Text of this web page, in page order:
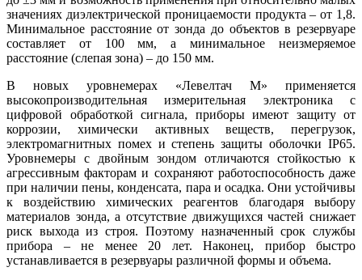
значениях диэлектрической проницаемости продукта – от 1,8.
Минимальное расстояние от зонда до объектов в резервуаре
составляет от 100 мм, а минимальное неизмеряемое
расстояние (слепая зо­на) – до 150 мм.
В новых уровнемерах «Левелтач М» применяется
высокопроизводительная измерительная электроника с
цифровой обработкой сигнала, приборы имеют защиту от
коррозии, химически активных веществ, перегрузок,
электромагнитных помех и степень защиты оболочки IP65.
Уровнемеры с двойным зондом отличаются стойкостью к
агрессивным факторам и сохраняют работоспособность да­же
при наличии пе­ны, конденсата, па­ра и осадка. Они устойчивы
к воздействию химических реагентов благодаря выбору
материалов зонда, а отсутствие движущихся частей снижает
риск выхода из строя. Поэтому назначенный срок службы
прибора – не менее 20 лет. Наконец, прибор быстро
устанавливается в резервуары различной формы и объема.